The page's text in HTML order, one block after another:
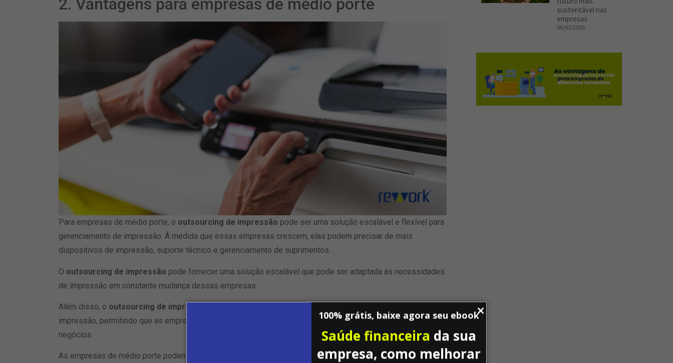
100% grátis, baixe agora seu ebook
Saúde financeira da sua
empresa, como melhorar
2. Vantagens para empresas de médio porte
Para empresas de médio porte, o outsourcing de impressão pode ser uma solução escalável e flexível para
gerenciamento de impressão. À medida que essas empresas crescem, elas podem precisar de mais
dispositivos de impressão, suporte técnico e gerenciamento de suprimentos.
O outsourcing de impressão pode fornecer uma solução escalável que pode ser adaptada às necessidades
de impressão em constante mudança dessas empresas.
Além disso, o outsourcing de impressão
impressão, permitindo que as empresas se concentrem em outras áreas importantes de desenvolvimento de
negócios.
As empresas de médio porte podem ter uma equipe de gerenciamento de impressão dedicada, mas ainda
sustentável nas
empresas
06/03/2026